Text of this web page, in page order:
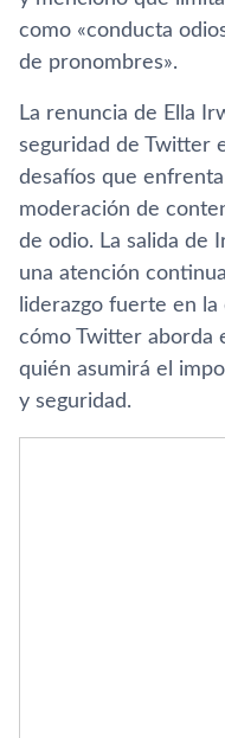
como «conducta
de pronombres».
La renuncia de Ella
seguridad de Twitter
desafíos que
moderación de
de odio. La salida de
una atención
liderazgo fuerte en
cómo Twitter aborda
quién asumirá el
y seguridad.